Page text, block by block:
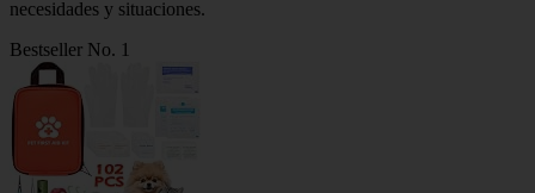
necesidades y situaciones.
Bestseller No. 1